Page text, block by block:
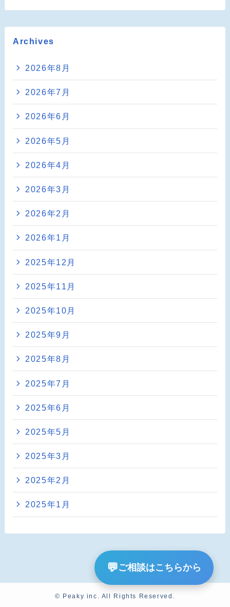
Archives
2026年8月
2026年7月
2026年6月
2026年5月
2026年4月
2026年3月
2026年2月
2026年1月
2025年12月
2025年11月
2025年10月
2025年9月
2025年8月
2025年7月
2025年6月
2025年5月
2025年3月
2025年2月
2025年1月
💬ご相談はこちらから
© Peaky inc. All Rights Reserved.